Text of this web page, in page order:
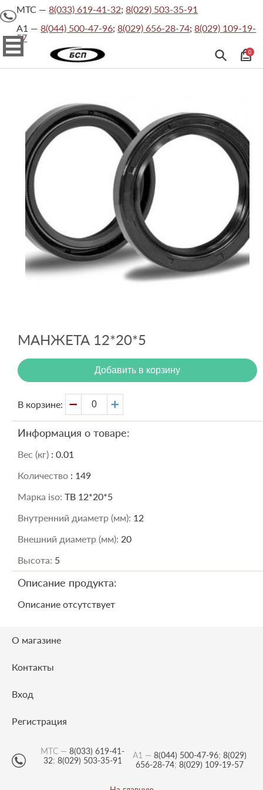
МТС —8(033) 619-41-32;8(029) 503-35-91
А1 —8(044) 500-47-96;8(029) 656-28-74;8(029) 109-19-
57
0
На
компании
Хит
Официальные
документы
Сертификаты
Контакты
Вход
МАНЖЕТА 12*20*5
Добавить в корзину
В корзине:
Информация о товаре:
Вес (кг) : 0.01
Количество : 149
Марка iso: TB 12*20*5
Внутренний диаметр (мм): 12
Внешний диаметр (мм): 20
Высота: 5
Описание продукта:
Описание отсутствует
О магазине
Контакты
Вход
Регистрация
МТС — 8(033) 619-41-
32; 8(029) 503-35-91
А1 — 8(044) 500-47-96; 8(029)
656-28-74; 8(029) 109-19-57